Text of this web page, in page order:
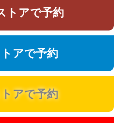
トアで予約
アで予約
アで予約